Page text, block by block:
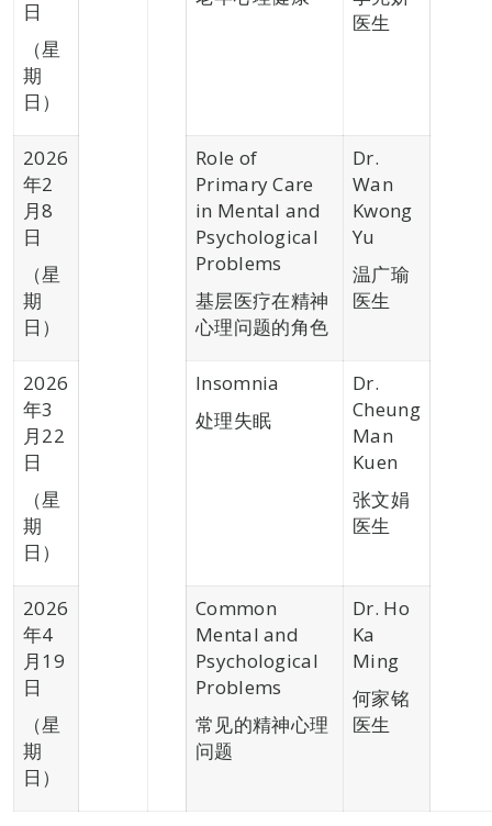
日
（星
期
日）
医生
2026
年2
月8
日
（星
期
日）
Role of
Primary Care
in Mental and
Psychological
Problems
基层医疗在精神
心理问题的角色
Dr.
Wan
Kwong
Yu
温广瑜
医生
2026
年3
月22
日
（星
期
日）
Insomnia
处理失眠
Dr.
Cheung
Man
Kuen
张文娟
医生
2026
年4
月19
日
（星
期
日）
Common
Mental and
Psychological
Problems
常见的精神心理
问题
Dr. Ho
Ka
Ming
何家铭
医生